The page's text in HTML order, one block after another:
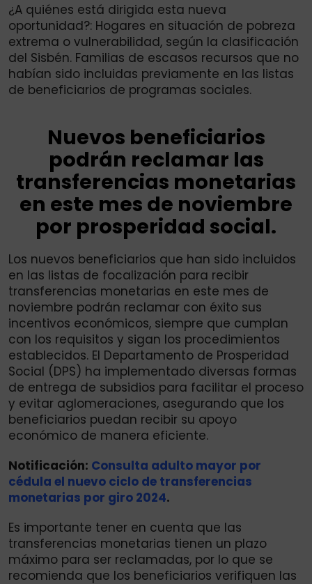
¿A quiénes está dirigida esta nueva
oportunidad?: Hogares en situación de pobreza
extrema o vulnerabilidad, según la clasificación
del Sisbén. Familias de escasos recursos que no
habían sido incluidas previamente en las listas
de beneficiarios de programas sociales.
Nuevos beneficiarios
podrán reclamar las
transferencias monetarias
en este mes de noviembre
por prosperidad social.
Los nuevos beneficiarios que han sido incluidos
en las listas de focalización para recibir
transferencias monetarias en este mes de
noviembre podrán reclamar con éxito sus
incentivos económicos, siempre que cumplan
con los requisitos y sigan los procedimientos
establecidos. El Departamento de Prosperidad
Social (DPS) ha implementado diversas formas
de entrega de subsidios para facilitar el proceso
y evitar aglomeraciones, asegurando que los
beneficiarios puedan recibir su apoyo
económico de manera eficiente.
Notificación: Consulta adulto mayor por
cédula el nuevo ciclo de transferencias
monetarias por giro 2024.
Es importante tener en cuenta que las
transferencias monetarias tienen un plazo
máximo para ser reclamadas, por lo que se
recomienda que los beneficiarios verifiquen las